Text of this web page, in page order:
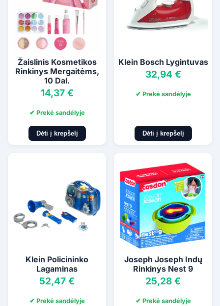
Žaislinis Kosmetikos
Rinkinys Mergaitėms,
10 Dal.
14,37 €
✔ Prekė sandėlyje
Dėti į krepšelį
Klein Bosch Lygintuvas
32,94 €
✔ Prekė sandėlyje
Dėti į krepšelį
Klein Policininko
Lagaminas
52,47 €
✔ Prekė sandėlyje
Joseph Joseph Indų
Rinkinys Nest 9
25,28 €
✔ Prekė sandėlyje